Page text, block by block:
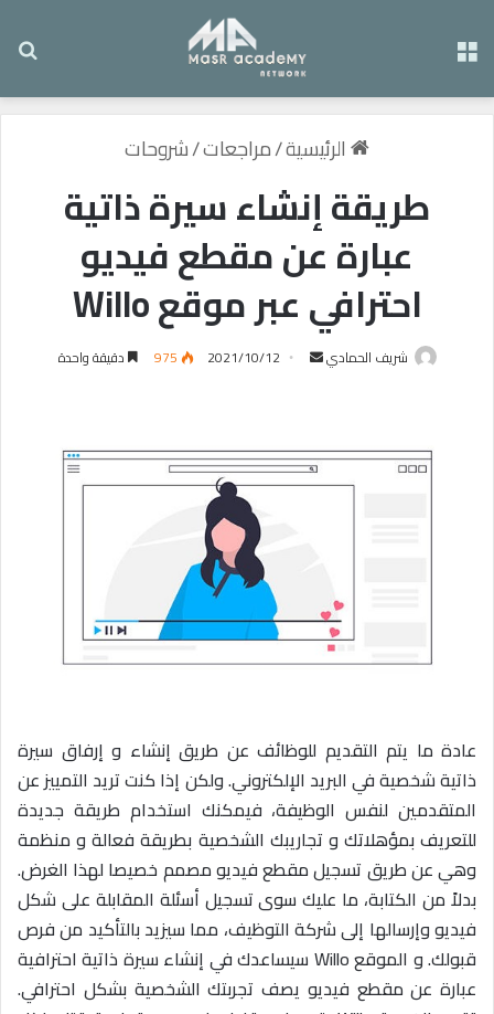
الرئيسية/مراجعات/شروحات
طريقة إنشاء سيرة ذاتية
عبارة عن مقطع فيديو
احترافي عبر موقع Willo
شريف الحمادي
ب
ر
ل
ك
ن
ا
2021/10/12
975 دقيقة واحدة
عادة ما يتم التقديم للوظائف عن طريق إنشاء و إرفاق سيرة
ذاتية شخصية في البريد الإلكتروني. ولكن إذا كنت تريد التمييز عن
المتقدمين لنفس الوظيفة، فيمكنك استخدام طريقة جديدة
للتعريف بمؤهلاتك و تجاريبك الشخصية بطريقة فعالة و منظمة
وهي عن طريق تسجيل مقطع فيديو مصمم خصيصا لهذا الغرض.
بدلاً من الكتابة، ما عليك سوى تسجيل أسئلة المقابلة على شكل
فيديو وإرسالها إلى شركة التوظيف، مما سيزيد بالتأكيد من فرص
قبولك. و الموقع Willo سيساعدك في إنشاء سيرة ذاتية احترافية
عبارة عن مقطع فيديو يصف تجربتك الشخصية بشكل احترافي.